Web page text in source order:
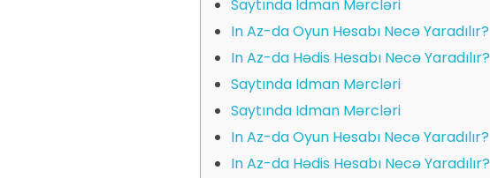
Saytında Idman Mərcləri
In Az-da Oyun Hesabı Necə Yaradılır?
In Az-da Hədis Hesabı Necə Yaradılır?
Saytında Idman Mərcləri
Saytında Idman Mərcləri
In Az-da Oyun Hesabı Necə Yaradılır?
In Az-da Hədis Hesabı Necə Yaradılır?